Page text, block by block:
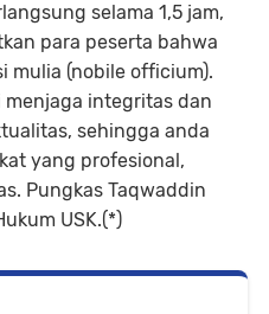
selama 1,5 jam,
para peserta bahwa
mulia (nobile officium).
menjaga integritas dan
sehingga anda
yang profesional,
Pungkas Taqwaddin
USK.(*)